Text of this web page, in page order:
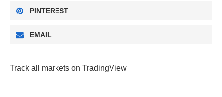
PINTEREST
EMAIL
Track all markets on TradingView